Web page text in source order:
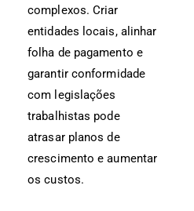
complexos. Criar
entidades locais, alinhar
folha de pagamento e
garantir conformidade
com legislações
trabalhistas pode
atrasar planos de
crescimento e aumentar
os custos.